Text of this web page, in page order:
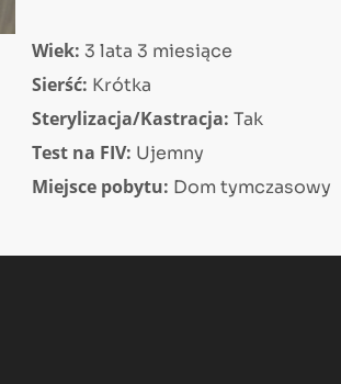
Wiek: 3 lata 3 miesiące
Sierść: Krótka
Sterylizacja/Kastracja: Tak
Test na FIV: Ujemny
Miejsce pobytu: Dom tymczasowy